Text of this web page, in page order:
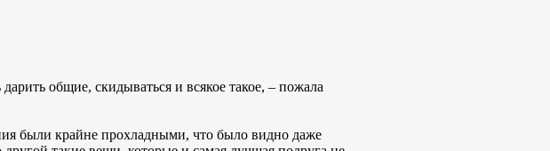
общие, скидываться и всякое такое, – пожала
были крайне прохладными, что было видно даже